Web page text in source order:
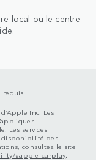
local ou le centre
requis
Inc. Les
Les services
disponibilité des
consultez le site
#apple-carplay